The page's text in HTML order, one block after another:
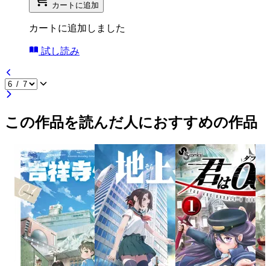
カートに追加
カートに追加しました
試し読み
この作品を読んだ人におすすめの作品